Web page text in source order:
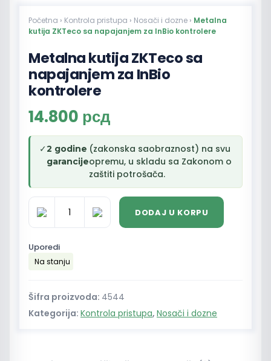
Početna › Kontrola pristupa › Nosači i dozne › Metalna
kutija ZKTeco sa napajanjem za InBio kontrolere
Metalna kutija ZKTeco sa
napajanjem za InBio
kontrolere
14.800 рсд
✓2 godine
garancije
(zakonska saobraznost) na svu
opremu, u skladu sa Zakonom o
zaštiti potrošača.
Metalna
kutija
ZKTeco
napajanjem
InBio
kontrolere
količina
DODAJ U KORPU
Uporedi
Na stanju
Šifra proizvoda: 4544
Kategorija: Kontrola pristupa, Nosači i dozne